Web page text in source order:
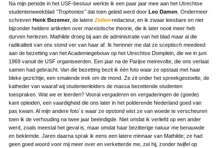
Na mijn periode in het USF-bestuur werkte ik een paar jaar mee aan het Utrechtse
studentenweekblad "Trophonios"dat toen geleid werd door Leo Damen . Ondermeer
schreven Henk Bezemer, de latere Zeilen-redacteur, en ik zwaar leesbare en niet
bijzonder heldere artikelen over marxistische theorie, die ik later nooit meer heb
durven herlezen. Mathilde droeg bij aan de administratie van het blad maar al die
radikaliteit van ons stond ver van haar af. Ik herinner me dat ze sceptisch meedeed
aan de bezetting van het Academiegebouw op het Utrechtse Domplein, die we in juni
1969 vanuit de USF organiseerden. Een jaar na de Parijse meirevolte, die ons verlaat
samen had gebracht. Van die bezetting bezit ik één foto waar ze opstaat met haar
bleke gezichtje, een smalende trek om de mond. Ze zit onder het spreekgestoelte, de
katheder van waaraf wij studentenleiders de massa bezettende studenten
toespraken. Wat we er leerden? Vooral vergaderenen vergaderingen de (goede)
kant opleiden, een vaardigheid die ons later in het polderende Nederland goed van
pas kwam. Al mijn andere foto´s waar ze opstond wist ze van woede te verscheuren
toen ik de verhouding na twee jaar beëindigde. Niet omdat ik verliefd op een ander
werd, zoals meestal het geval is, maar omdat haar bezitterige natuur me benauwde
en beklemde. Jaren daarna sprak ik eens een latere minnaar van Mathilde; ze had
geen goed woord voor mij meer over en verketterde me, zei hij, zonder twijfel op